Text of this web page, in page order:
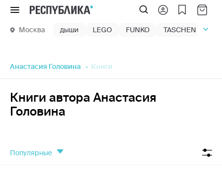
Меню
Москва дыши LEGO FUNKO TASCHEN
Анастасия Головина Книги
Книги автора Анастасия
Головина
популярные